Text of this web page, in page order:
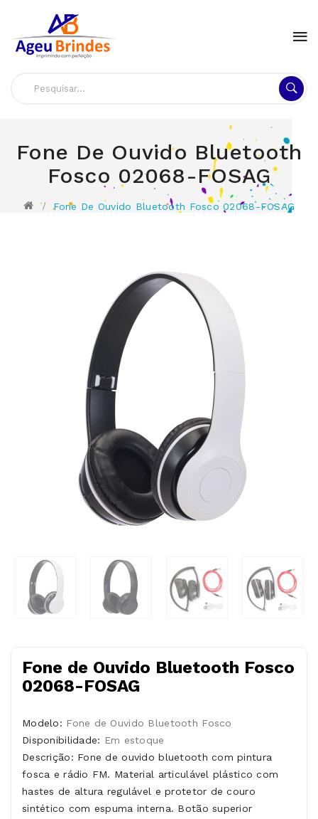
Fone De Ouvido Bluetooth
Fosco 02068-FOSAG
Fone De Ouvido Bluetooth Fosco 02068-FOSAG
Fone de Ouvido Bluetooth Fosco
02068-FOSAG
Modelo: Fone de Ouvido Bluetooth Fosco
Disponibilidade: Em estoque
Descrição: Fone de ouvido bluetooth com pintura
fosca e rádio FM. Material articulável plástico com
hastes de altura regulável e protetor de couro
sintético com espuma interna. Botão superior